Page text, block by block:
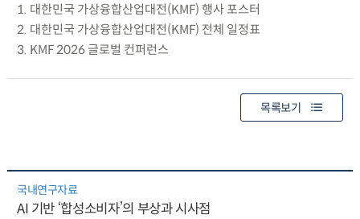
1. 대한민국 가상융합산업대전(KMF) 행사 포스터
2. 대한민국 가상융합산업대전(KMF) 전체 일정표
3. KMF 2026 글로벌 컨퍼런스
목록보기
국내연구자료
AI 기반 ‘합성소비자’의 부상과 시사점